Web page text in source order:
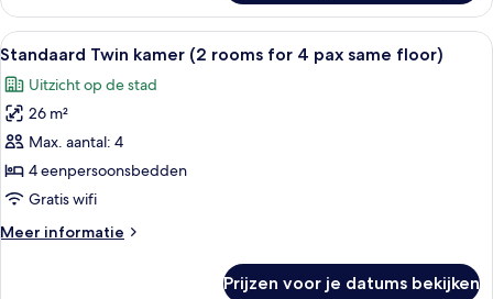
11F)
laden
Twin
kamer
(Sejong,
Mountain
View,
10-
11F)
Alle
foto's
voor
Standaard
Twin
kamer
(2
for
Een hotelkamer met twee bedden,
12
Standaard Twin kamer (2 rooms for 4 pax same floor)
Uitzicht op de stad
26 m²
Max. aantal: 4
4 eenpersoonsbedden
Gratis wifi
Meer informatie
Meer
Prijzen voor je datums bekijken